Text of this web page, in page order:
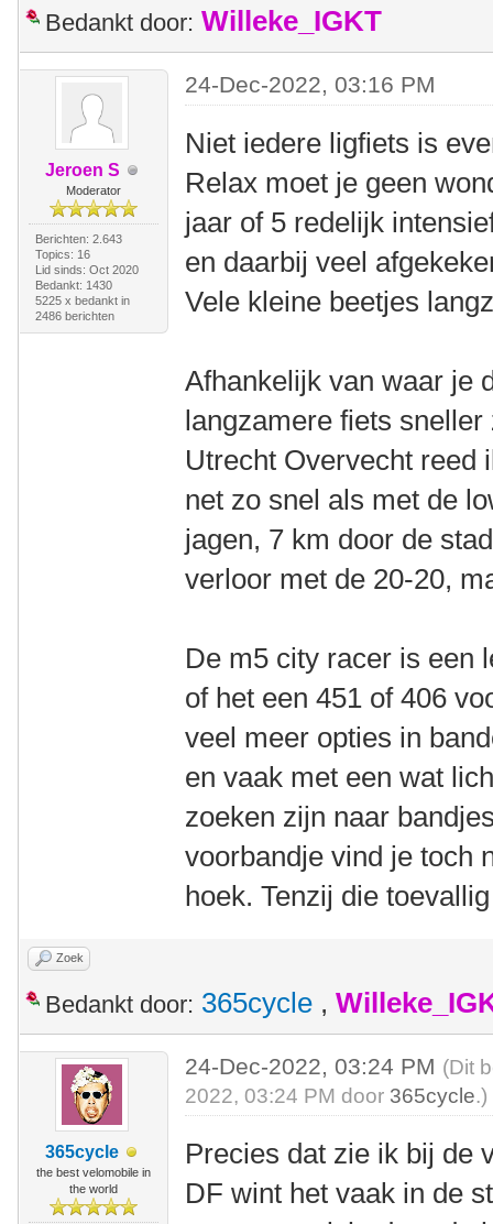
Bedankt door: Willeke_IGKT
Jeroen S
Moderator
Berichten: 2.643
Topics: 16
Lid sinds: Oct 2020
Bedankt: 1430
5225 x bedankt in
2486 berichten
24-Dec-2022, 03:16 PM
Niet iedere ligfiets is
Relax moet je geen
jaar of 5 redelijk
en daarbij veel
Vele kleine beetjes
Afhankelijk van waar je
langzamere fiets
Utrecht Overvecht reed
net zo snel als met de
jagen, 7 km door de
verloor met de 20-20,
De m5 city racer is een
of het een 451 of 406
veel meer opties in
en vaak met een wat
zoeken zijn naar
voorbandje vind je toch
hoek. Tenzij die
Zoek
Bedankt door: 365cycle ,
365cycle
the best velomobile in
the world
24-Dec-2022, 03:24 PM (Dit
2022, 03:24 PM door 365cycle.)
Precies dat zie ik bij de
DF wint het vaak in de